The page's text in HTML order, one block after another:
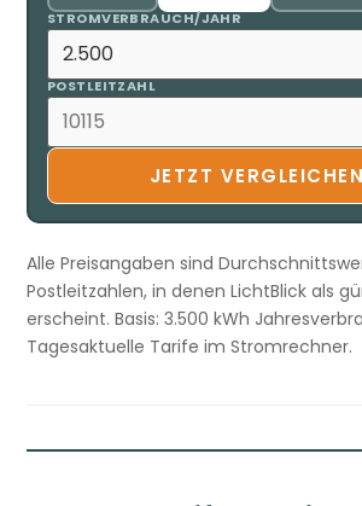
STROMVERBRAUCH/JAHR
POSTLEITZAHL
JETZT
Alle Preisangaben sind
Postleitzahlen, in denen LichtBlick als
erscheint. Basis: 3.500 kWh
Tagesaktuelle Tarife im Stromrechner.